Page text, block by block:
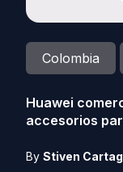
Colombia
Huawei
accesorios
By Stiven